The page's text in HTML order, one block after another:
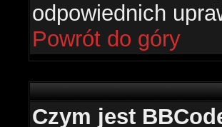
odpowiednich
Powrót do góry
Czym jest